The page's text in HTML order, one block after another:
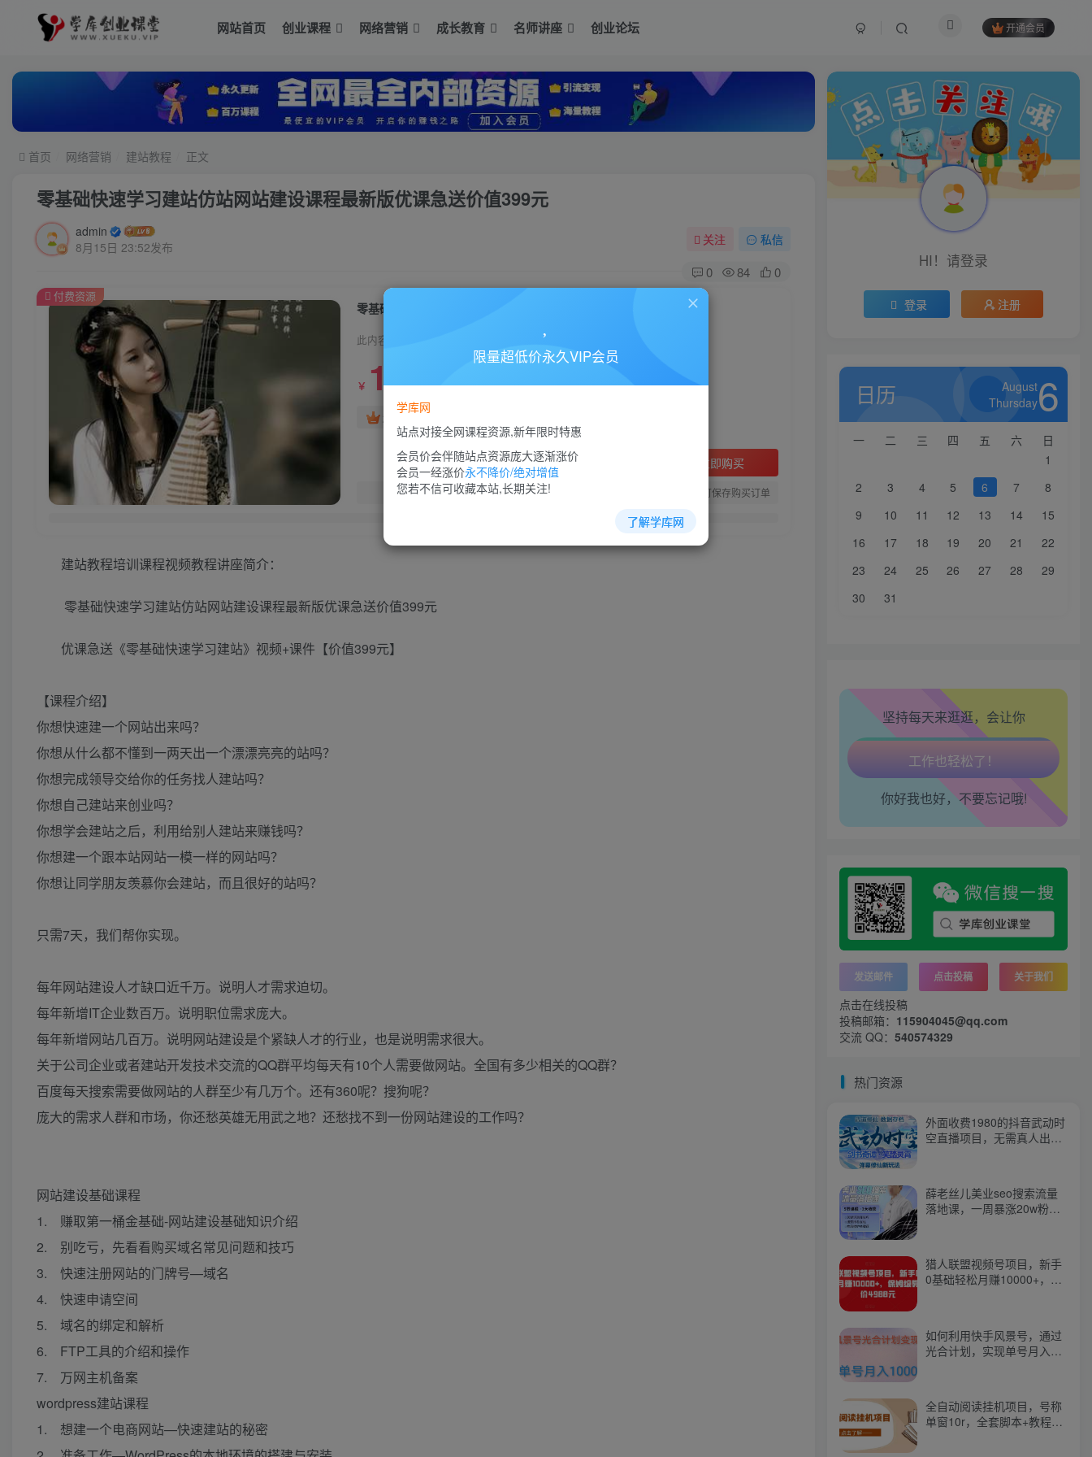
网站首页 创业课程 网络营销 成长教育 名师讲座 创业论坛 开通会员
首页 网络营销 建站教程 正文
零基础快速学习建站仿站网站建设课程最新版优课急送价值399元
admin
8月15日 23:52发布
关注 私信
0 84 0
零基础快速学习建站仿站网站建设课程最新版优课急送价值399元
此内容为付费资源，请付费后查看
￥ 10￥88
超级会员免费
立即购买
您当前未登录！建议登陆后购买，可保存购买订单
付费资源
建站教程培训课程视频教程讲座简介：
零基础快速学习建站仿站网站建设课程最新版优课急送价值399元
优课急送《零基础快速学习建站》视频+课件【价值399元】
【课程介绍】
你想快速建一个网站出来吗？
你想从什么都不懂到一两天出一个漂漂亮亮的站吗？
你想完成领导交给你的任务找人建站吗？
你想自己建站来创业吗？
你想学会建站之后，利用给别人建站来赚钱吗？
你想建一个跟本站网站一模一样的网站吗？
你想让同学朋友羡慕你会建站，而且很好的站吗？
只需7天，我们帮你实现。
每年网站建设人才缺口近千万。说明人才需求迫切。
每年新增IT企业数百万。说明职位需求庞大。
每年新增网站几百万。说明网站建设是个紧缺人才的行业，也是说明需求很大。
关于公司企业或者建站开发技术交流的QQ群平均每天有10个人需要做网站。全国有多少相关的QQ群？
百度每天搜索需要做网站的人群至少有几万个。还有360呢？搜狗呢？
庞大的需求人群和市场，你还愁英雄无用武之地？还愁找不到一份网站建设的工作吗？
网站建设基础课程
1. 赚取第一桶金基础-网站建设基础知识介绍
2. 别吃亏，先看看购买域名常见问题和技巧
3. 快速注册网站的门牌号—域名
4. 快速申请空间
5. 域名的绑定和解析
6. FTP工具的介绍和操作
7. 万网主机备案
wordpress建站课程
1. 想建一个电商网站—快速建站的秘密
HI！请登录
登录 注册
日历
August
Thursday6
一 二 三 四 五 六
日
1
2
3 4 5 6 7
8
9
10 11 12 13 14
15
16
17 18 19 20 21
22
23
24 25 26 27 28
29
30
31
坚持每天来逛逛，会让你
走路也有劲了！
腿也不痛了！
腰也不酸了！
工作也轻松了！
你好我也好，不要忘记哦!
发送邮件 点击投稿 关于我们
点击在线投稿
投稿邮箱： 115904045@qq.com
交流 QQ： 540574329
热门资源
外面收费1980的抖音武动时
空直播项目，无需真人出
薛老丝儿美业seo搜索流量
落地课，一周暴涨20w粉
猎人联盟视频号项目，新手
0基础轻松月赚10000+，保
如何利用快手风景号，通过
光合计划，实现单号月入
全自动阅读挂机项目，号称
单窗10r，全套脚本+教程，
限量超低价永久VIP会员
学库网
站点对接全网课程资源,新年限时特惠
会员价会伴随站点资源庞大逐渐涨价
会员一经涨价永不降价/绝对增值
您若不信可收藏本站,长期关注!
了解学库网